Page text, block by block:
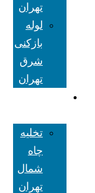
تهران
لوله
بازکنی
شرق
تهران
تخلیه
چاه
شمال
تهران